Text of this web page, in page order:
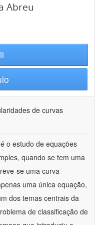
Abreu
de curvas
o estudo de equações
quando se tem uma
se uma curva
uma única equação,
dos temas centrais da
de classificação de